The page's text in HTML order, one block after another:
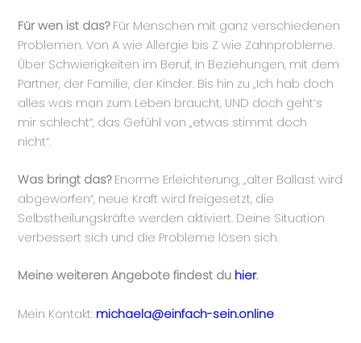
Für wen ist das?Für Menschen mit ganz verschiedenen
Problemen. Von A wie Allergie bis Z wie Zahnprobleme.
Über Schwierigkeiten im Beruf, in Beziehungen, mit dem
Partner, der Familie, der Kinder. Bis hin zu „Ich hab doch
alles was man zum Leben braucht, UND doch geht’s
mir schlecht“, das Gefühl von „etwas stimmt doch
nicht“.
Was bringt das?Enorme Erleichterung, „alter Ballast wird
abgeworfen“, neue Kraft wird freigesetzt, die
Selbstheilungskräfte werden aktiviert. Deine Situation
verbessert sich und die Probleme lösen sich.
Meine weiteren Angebote findest du hier.
Mein Kontakt: michaela@einfach-sein.online